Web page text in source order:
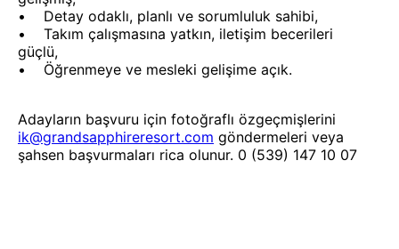
• Detay odaklı, planlı ve sorumluluk sahibi,
• Takım çalışmasına yatkın, iletişim becerileri
güçlü,
• Öğrenmeye ve mesleki gelişime açık.
Adayların başvuru için fotoğraflı özgeçmişlerini
ik@grandsapphireresort.com göndermeleri veya
şahsen başvurmaları rica olunur. 0 (539) 147 10 07